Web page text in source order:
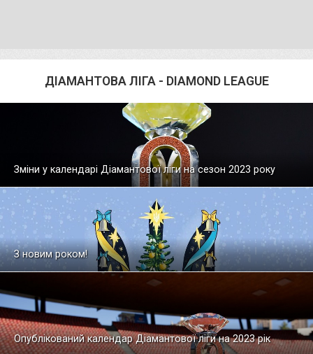
ДІАМАНТОВА ЛІГА - DIAMOND LEAGUE
Зміни у календарі Діамантової ліги на сезон 2023 року
З новим роком!
Опублікований календар Діамантової ліги на 2023 рік